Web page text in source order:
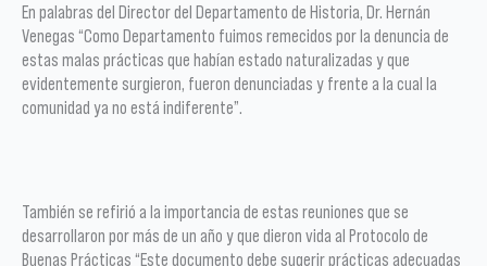
En palabras del Director del Departamento de Historia, Dr. Hernán
Venegas “Como Departamento fuimos remecidos por la denuncia de
estas malas prácticas que habían estado naturalizadas y que
evidentemente surgieron, fueron denunciadas y frente a la cual la
comunidad ya no está indiferente”.
También se refirió a la importancia de estas reuniones que se
desarrollaron por más de un año y que dieron vida al Protocolo de
Buenas Prácticas “Este documento debe sugerir prácticas adecuadas